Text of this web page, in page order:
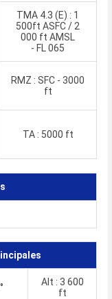
TMA 4.3 (E) : 1
500ft ASFC / 2
000 ft AMSL
- FL 065
RMZ : SFC - 3000
ft
TA : 5000 ft
Alt : 3 600
ft